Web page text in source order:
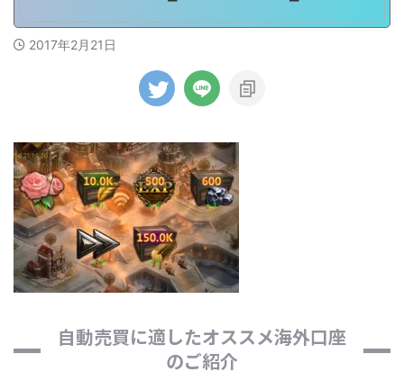
2017年2月21日
自動売買に適したオススメ海外口座
のご紹介